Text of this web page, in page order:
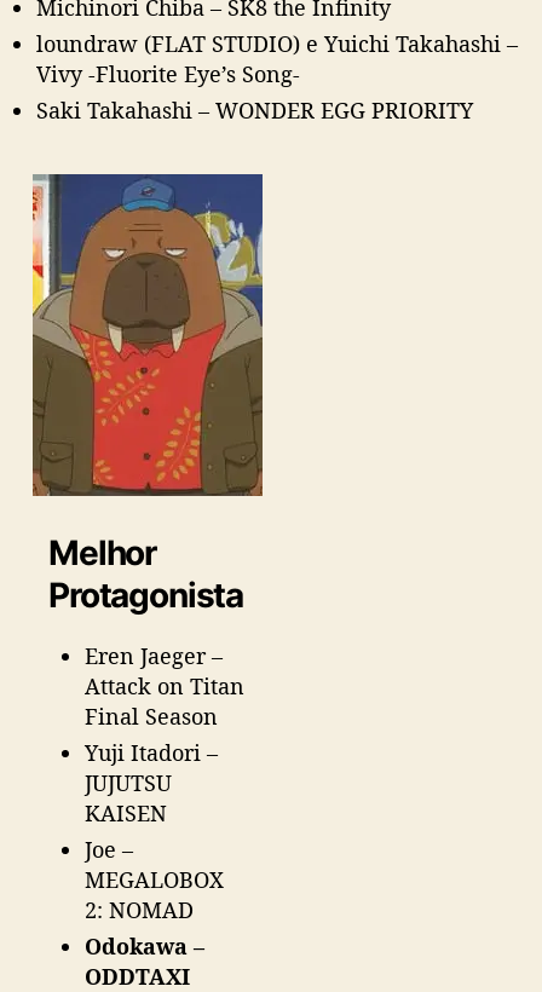
Michinori Chiba – SK8 the Infinity
loundraw (FLAT STUDIO) e Yuichi Takahashi –
Vivy -Fluorite Eye’s Song-
Saki Takahashi – WONDER EGG PRIORITY
Melhor
Protagonista
Eren Jaeger –
Attack on Titan
Final Season
Yuji Itadori –
JUJUTSU
KAISEN
Joe –
MEGALOBOX
2: NOMAD
Odokawa –
ODDTAXI